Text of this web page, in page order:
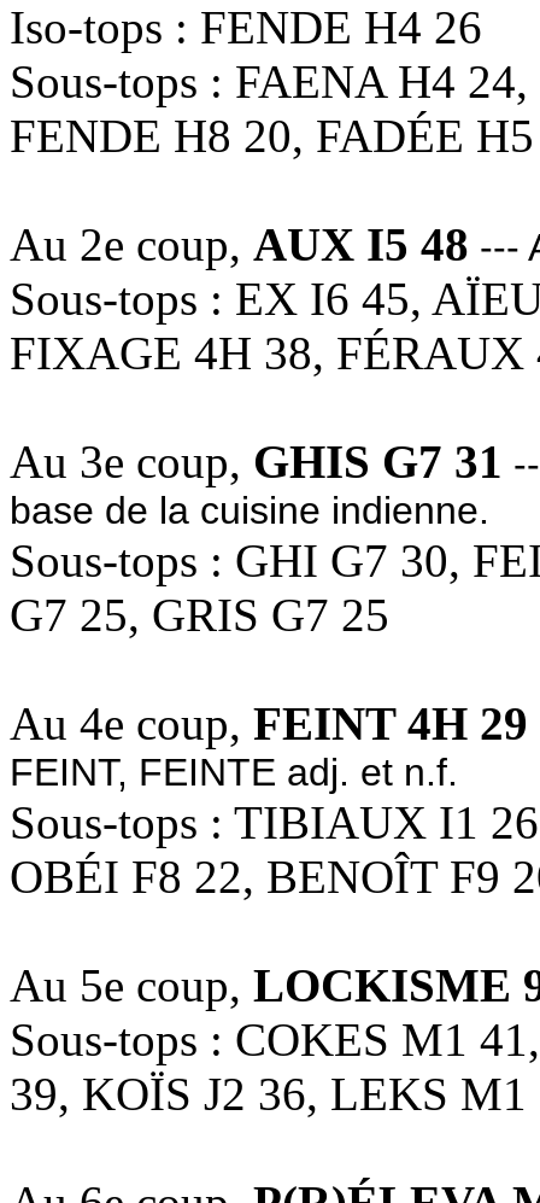
Iso-tops : FENDE H4 26
Sous-tops : FAENA H4
FENDE H8 20, FADÉE
Au 2e coup, AUX I5 48 ---
Sous-tops : EX I6 45,
FIXAGE 4H 38, FÉRAUX
Au 3e coup, GHIS G7 31
base de la cuisine indienne.
Sous-tops : GHI G7 30,
G7 25, GRIS G7 25
Au 4e coup, FEINT 4H 29
FEINT, FEINTE adj. et n.f.
Sous-tops : TIBIAUX I1
OBÉI F8 22, BENOÎT F9
Au 5e coup, LOCKISME
Sous-tops : COKES M1
39, KOÏS J2 36, LEKS M1